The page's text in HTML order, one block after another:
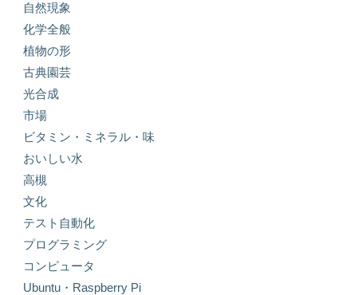
自然現象
化学全般
植物の形
古典園芸
光合成
市場
ビタミン・ミネラル・味
おいしい水
高槻
文化
テスト自動化
プログラミング
コンピュータ
Ubuntu・Raspberry Pi